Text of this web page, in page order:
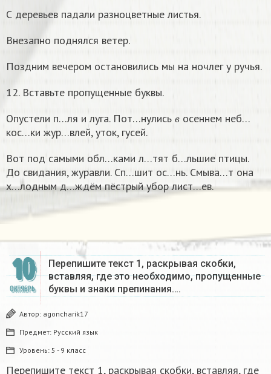
С деревьев падали разноцветные листья.
Внезапно поднялся ветер.
Поздним вечером остановились мы на ночлег у ручья.
12. Вставьте пропущенные буквы.
Опустели п…ля и луга. Пот…нулись
в
осеннем неб…
кос…ки жур…влей, уток, гусей.
Вот под самыми обл…ками л…тят б…льшие птицы.
До свидания, журавли. Сп…шит ос…нь. Смыва…т она
х…лодным д…ждём пёстрый убор лист…ев.
10
ОКТЯБРЬ
Перепишите текст 1, раскрывая скобки,
вставляя, где это необходимо, пропущенные
буквы и знаки препинания….
Автор: agoncharik17
Предмет: Русский язык
Уровень: 5 - 9 класс
Перепишите текст 1, раскрывая скобки, вставляя, где